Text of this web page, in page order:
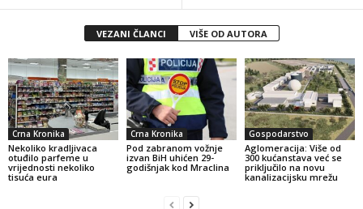
VEZANI ČLANCI VIŠE OD AUTORA
Crna Kronika
Nekoliko kradljivaca
otuđilo parfeme u
vrijednosti nekoliko
tisuća eura
Crna Kronika
Pod zabranom vožnje
izvan BiH uhićen 29-
godišnjak kod Mraclina
Gospodarstvo
Aglomeracija: Više od
300 kućanstava već se
priključilo na novu
kanalizacijsku mrežu